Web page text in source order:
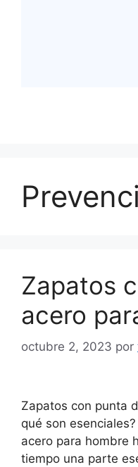
Zapatos
acero
octubre 2, 2023 por
Zapatos con punta
qué son
acero para hombre
tiempo una parte